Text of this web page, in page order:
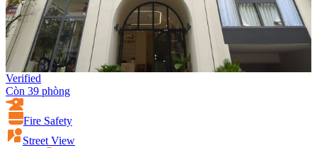
Verified
Còn 39 phòng
Fire Safety
Street View